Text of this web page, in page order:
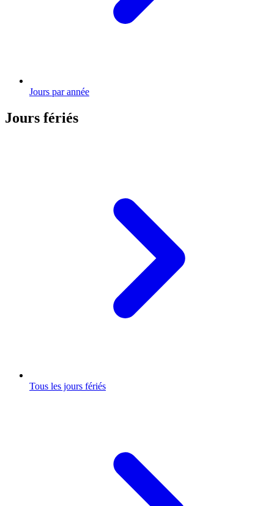
Jours par année
Jours fériés
Tous les jours fériés